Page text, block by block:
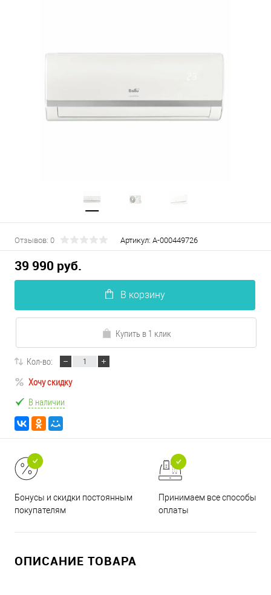
Отзывов: 0 Артикул: А-000449726
39 990 руб.
В корзину
Купить в 1 клик
Кол-во:
Хочу скидку
В наличии
Бонусы и скидки постоянным
покупателям
Принимаем все способы
оплаты
ОПИСАНИЕ ТОВАРА